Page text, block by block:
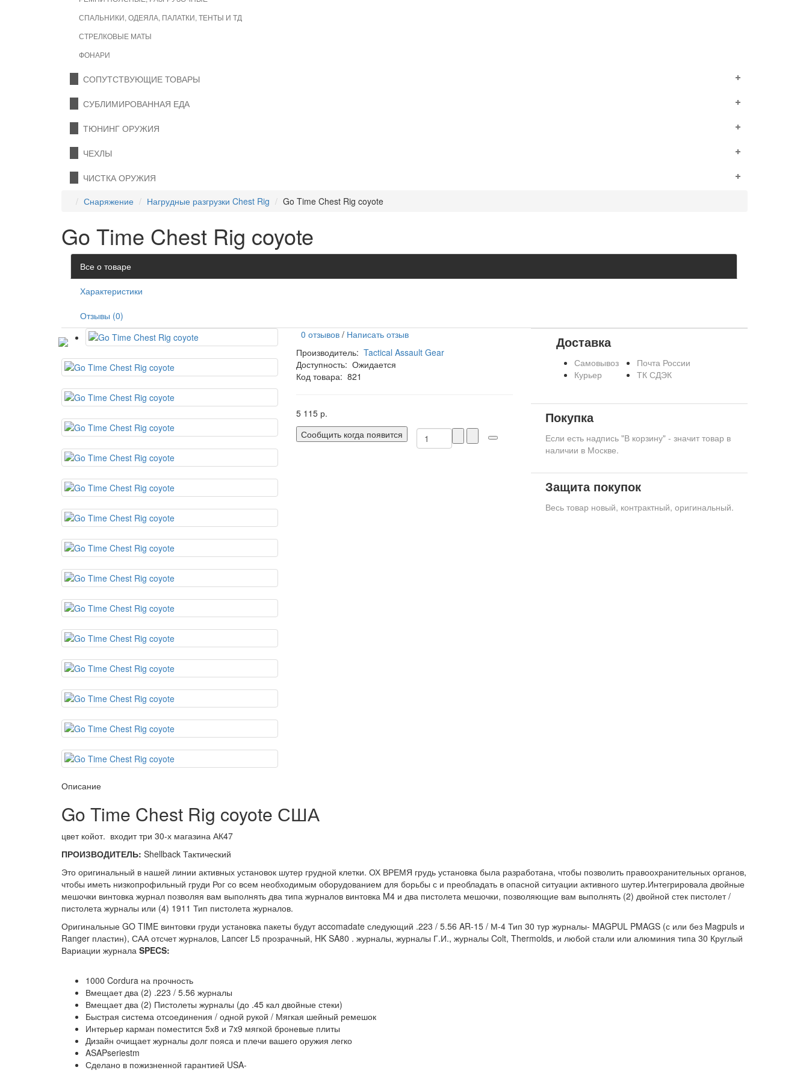
СПАЛЬНИКИ, ОДЕЯЛА, ПАЛАТКИ, ТЕНТЫ И ТД
СТРЕЛКОВЫЕ МАТЫ
ФОНАРИ
СОПУТСТВУЮЩИЕ ТОВАРЫ
СУБЛИМИРОВАННАЯ ЕДА
ТЮНИНГ ОРУЖИЯ
ЧЕХЛЫ
ЧИСТКА ОРУЖИЯ
Снаряжение
Нагрудные разгрузки Chest Rig Go Time Chest Rig coyote
Go Time Chest Rig coyote
Все о товаре
Характеристики
Отзывы (0)
0 отзывов / Написать отзыв
Производитель: Tactical Assault Gear
Доступность: Ожидается
Код товара: 821
5 115 р.
Сообщить когда появится
Доставка
Самовывоз
Курьер
Почта России
ТК СДЭК
Покупка
Если есть надпись "В корзину" - значит товар в
наличии в Москве.
Защита покупок
Весь товар новый, контрактный, оригинальный.
Описание
Go Time Chest Rig coyote США
цвет койот. входит три 30-х магазина АК47
ПРОИЗВОДИТЕЛЬ: Shellback Тактический
Это оригинальный в нашей линии активных установок шутер грудной клетки. ОХ ВРЕМЯ грудь установка была разработана, чтобы позволить правоохранительных органов,
чтобы иметь низкопрофильный груди Рог со всем необходимым оборудованием для борьбы с и преобладать в опасной ситуации активного шутер.Интегрировала двойные
мешочки винтовка журнал позволяя вам выполнять два типа журналов винтовка M4 и два пистолета мешочки, позволяющие вам выполнять (2) двойной стек пистолет /
пистолета журналы или (4) 1911 Тип пистолета журналов.
Оригинальные GO TIME винтовки груди установка пакеты будут accomadate следующий .223 / 5.56 AR-15 / М-4 Тип 30 тур журналы- MAGPUL PMAGS (с или без Magpuls и
Ranger пластин), САА отсчет журналов, Lancer L5 прозрачный, HK SA80 . журналы, журналы Г.И., журналы Colt, Thermolds, и любой стали или алюминия типа 30 Круглый
Вариации журнала SPECS:
1000 Cordura на прочность
Вмещает два (2) .223 / 5.56 журналы
Вмещает два (2) Пистолеты журналы (до .45 кал двойные стеки)
Быстрая система отсоединения / одной рукой / Мягкая шейный ремешок
Интерьер карман поместится 5х8 и 7x9 мягкой броневые плиты
Дизайн очищает журналы долг пояса и плечи вашего оружия легко
ASAPseriestm
Сделано в пожизненной гарантией USA-